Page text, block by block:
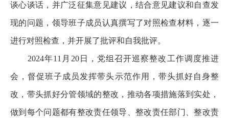
谈心谈话，并广泛征集意见建议，结合意见建议和自查发
现的问题，领导班子成员认真撰写了对照检查材料，逐一
进行对照检查，并开展了批评和自我批评。
2024年11月20日，党组召开巡察整改工作调度推进
会，督促班子成员发挥带头示范作用，带头抓好自身整
改，带头抓好分管领域的整改，推动各项措施落到实处，
做到每个问题都有整改责任领导、整改责任部门、整改责